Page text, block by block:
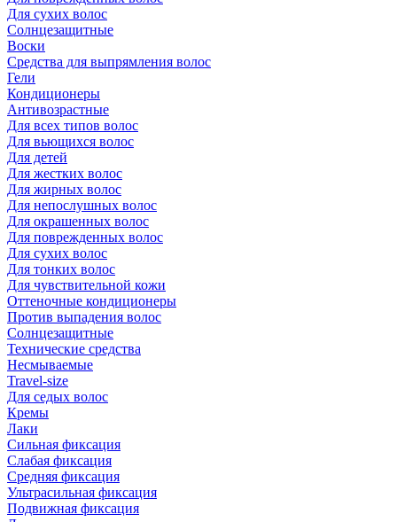
Для сухих волос
Солнцезащитные
Воски
Средства для выпрямления волос
Гели
Кондиционеры
Антивозрастные
Для всех типов волос
Для вьющихся волос
Для детей
Для жестких волос
Для жирных волос
Для непослушных волос
Для окрашенных волос
Для поврежденных волос
Для сухих волос
Для тонких волос
Для чувствительной кожи
Оттеночные кондиционеры
Против выпадения волос
Солнцезащитные
Технические средства
Несмываемые
Travel-size
Для седых волос
Кремы
Лаки
Сильная фиксация
Слабая фиксация
Средняя фиксация
Ультрасильная фиксация
Подвижная фиксация